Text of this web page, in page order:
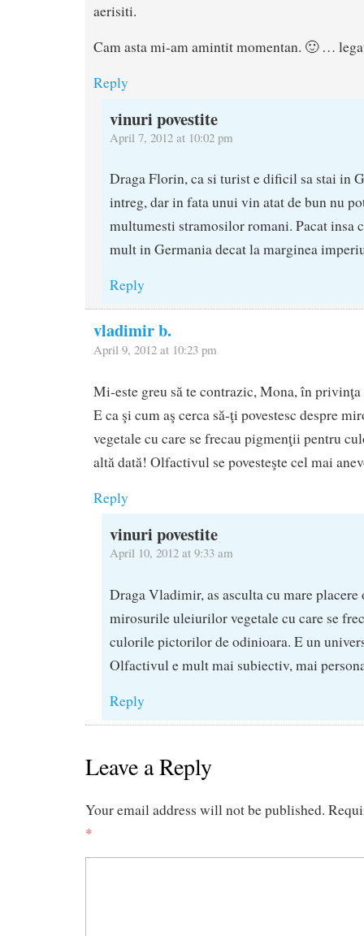
aerisiti.
Cam asta mi-am amintit momentan. 🙂 …
Reply
vinuri povestite
April 7, 2012 at 10:02 pm
Draga Florin, ca si turist e dificil sa stai in
intreg, dar in fata unui vin atat de bun nu
multumesti stramosilor romani. Pacat insa
mult in Germania decat la marginea
Reply
vladimir b.
April 9, 2012 at 10:23 pm
Mi-este greu să te contrazic, Mona, în
E ca şi cum aş cerca să-ţi povestesc despre
vegetale cu care se frecau pigmenţii pentru
altă dată! Olfactivul se povesteşte cel mai
Reply
vinuri povestite
April 10, 2012 at 9:33 am
Draga Vladimir, as asculta cu mare placere
mirosurile uleiurilor vegetale cu care se
culorile pictorilor de odinioara. E un
Olfactivul e mult mai subiectiv, mai
Reply
Leave a Reply
Your email address will not be published.
*